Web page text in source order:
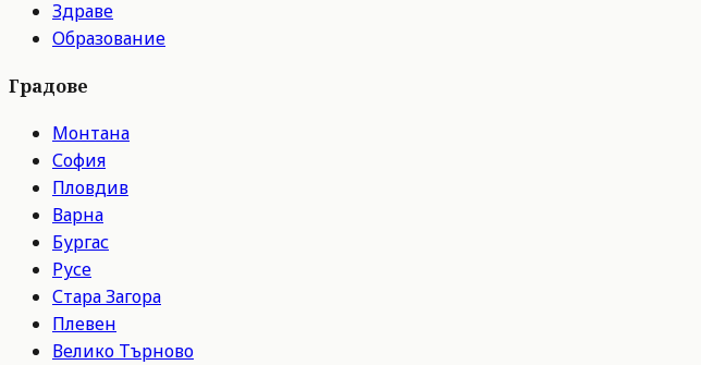
Здраве
Образование
Градове
Монтана
София
Пловдив
Варна
Бургас
Русе
Стара Загора
Плевен
Велико Търново